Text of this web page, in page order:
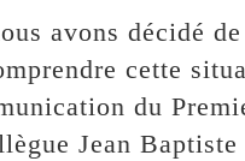
avons décidé
cette
du
Jean